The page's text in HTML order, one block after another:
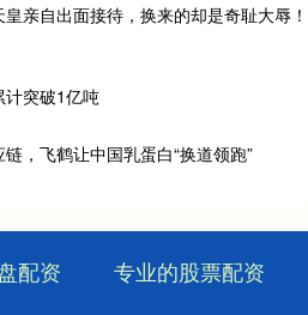
亲自出面接待，换来的却是奇耻大辱！
计突破1亿吨
，飞鹤让中国乳蛋白“换道领跑”
配资 专业的股票配资